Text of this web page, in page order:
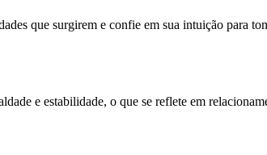
que surgirem e confie em sua intuição para
e estabilidade, o que se reflete em